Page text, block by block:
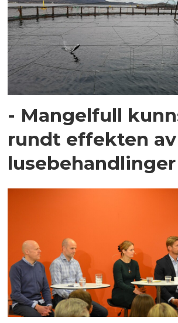
- Mangelfull
rundt effekten av
lusebehandlinger